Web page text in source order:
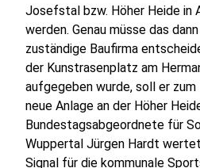
Josefstal bzw. Höher Heide in
werden. Genau müsse das
zuständige Baufirma
der Kunstrasenplatz am
aufgegeben wurde, soll er zum
neue Anlage an der Höher
Bundestagsabgeordnete für
Wuppertal Jürgen Hardt
Signal für die kommunale